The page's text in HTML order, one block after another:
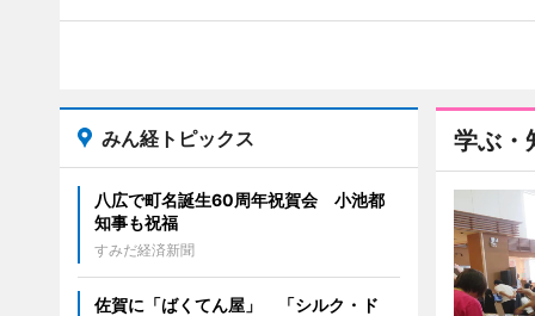
学ぶ・
みん経トピックス
八広で町名誕生60周年祝賀会 小池都
知事も祝福
すみだ経済新聞
佐賀に「ばくてん屋」 「シルク・ド